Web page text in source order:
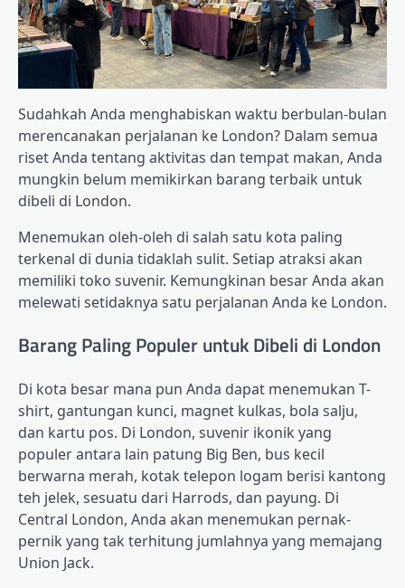
Sudahkah Anda menghabiskan waktu berbulan-bulan
merencanakan perjalanan ke London? Dalam semua
riset Anda tentang aktivitas dan tempat makan, Anda
mungkin belum memikirkan barang terbaik untuk
dibeli di London.
Menemukan oleh-oleh di salah satu kota paling
terkenal di dunia tidaklah sulit. Setiap atraksi akan
memiliki toko suvenir. Kemungkinan besar Anda akan
melewati setidaknya satu perjalanan Anda ke London.
Barang Paling Populer untuk Dibeli di London
Di kota besar mana pun Anda dapat menemukan T-
shirt, gantungan kunci, magnet kulkas, bola salju,
dan kartu pos. Di London, suvenir ikonik yang
populer antara lain patung Big Ben, bus kecil
berwarna merah, kotak telepon logam berisi kantong
teh jelek, sesuatu dari Harrods, dan payung. Di
Central London, Anda akan menemukan pernak-
pernik yang tak terhitung jumlahnya yang memajang
Union Jack.